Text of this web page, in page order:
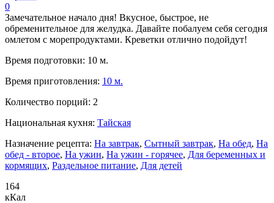
0
Замечательное начало дня! Вкусное, быстрое, не
обременительное для желудка. Давайте побалуем себя сегодня
омлетом с морепродуктами. Креветки отлично подойдут!
Время подготовки: 10 м.
Время приготовления: 10 м.
Количество порций: 2
Национальная кухня: Тайская
Назначение рецепта: На завтрак, Сытный завтрак, На обед, На
обед - второе, На ужин, На ужин - горячее, Для беременных и
кормящих, Раздельное питание, Для детей
164
кКал